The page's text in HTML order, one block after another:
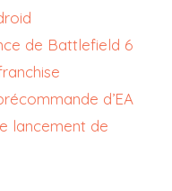
de Battlefield 6
d’EA
lancement de